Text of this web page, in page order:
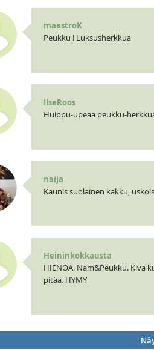
maestroK
Peukku ! Luksusherkkua
IlseRoos
Huippu-upeaa peukku-
naija
Kaunis suolainen kakku,
Heininkokkausta
HIENOA. Nam&Peukku. Kiva
pitää. HYMY